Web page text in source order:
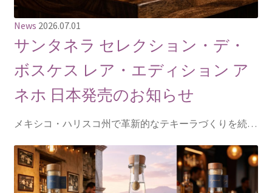
News 2026.07.01
サンタネラ セレクション・デ・
ボスケス レア・エディション ア
ネホ 日本発売のお知らせ
メキシコ・ハリスコ州で革新的なテキーラづくりを続…